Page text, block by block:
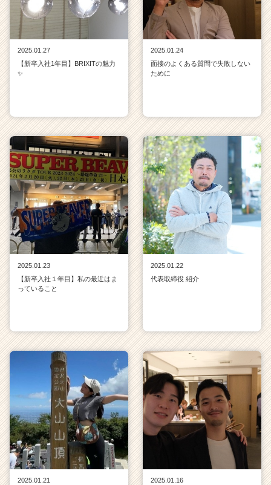
2025.01.27
【新卒入社1年目】BRIXITの魅力
✨
2025.01.24
面接のよくある質問で失敗しない
ために
2025.01.23
【新卒入社１年目】私の最近はま
っていること
2025.01.22
代表取締役 紹介
2025.01.21
2025.01.16